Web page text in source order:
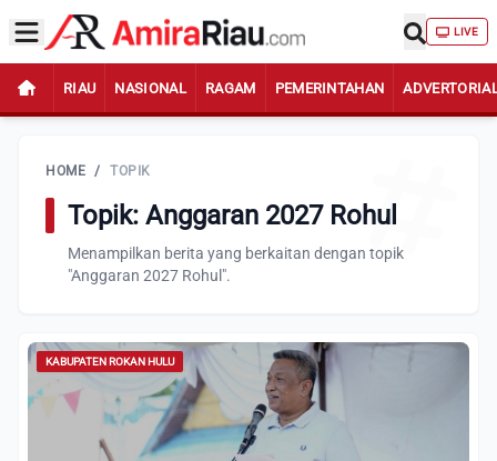
LIVE
RIAU NASIONAL RAGAM PEMERINTAHAN
HOME / TOPIK
Topik: Anggaran 2027 Rohul
Menampilkan berita yang berkaitan dengan topik
"Anggaran 2027 Rohul".
KABUPATEN ROKAN HULU